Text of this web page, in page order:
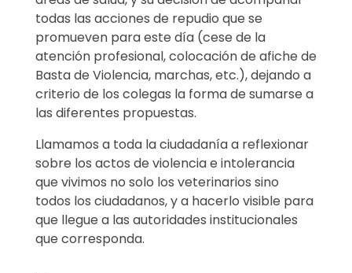
o
e
n
c
a
todas las acciones de repudio que se
promueven para este día (cese de la
atención profesional, colocación de afiche de
Basta de Violencia, marchas, etc.), dejando a
criterio de los colegas la forma de sumarse a
las diferentes propuestas.
Llamamos a toda la ciudadanía a reflexionar
sobre los actos de violencia e intolerancia
que vivimos no solo los veterinarios sino
todos los ciudadanos, y a hacerlo visible para
que llegue a las autoridades institucionales
que corresponda.